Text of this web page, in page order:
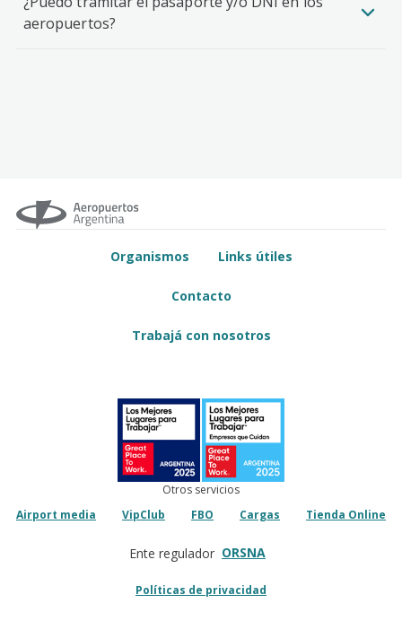
aeropuertos?
Organismos Links útiles
Contacto
Trabajá con nosotros
Otros servicios
Airport media
VipClub FBO Cargas Tienda Online
Ente regulador ORSNA
Políticas de privacidad